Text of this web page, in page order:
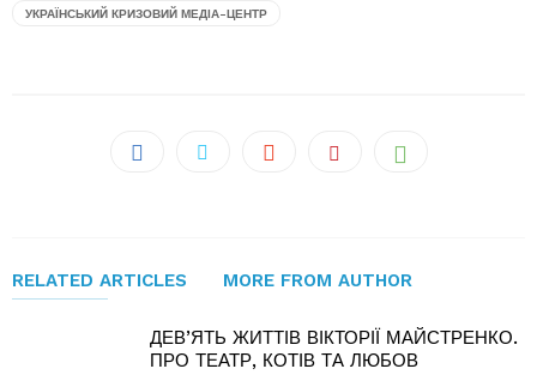
УКРАЇНСЬКИЙ КРИЗОВИЙ МЕДІА-ЦЕНТР
RELATED ARTICLES MORE FROM AUTHOR
ДЕВ’ЯТЬ ЖИТТІВ ВІКТОРІЇ МАЙСТРЕНКО.
ПРО ТЕАТР, КОТІВ ТА ЛЮБОВ